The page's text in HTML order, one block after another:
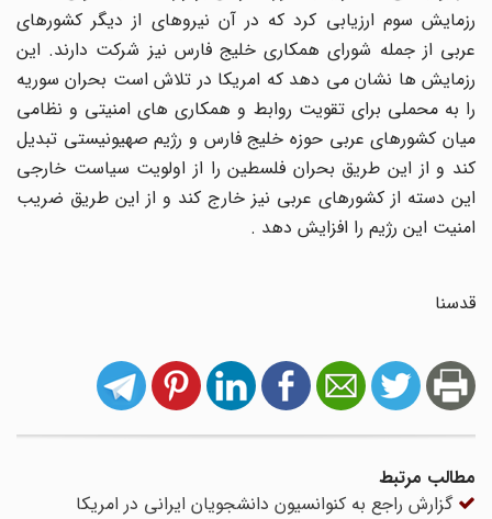
رزمایش سوم ارزیابی کرد که در آن نیروهای از دیگر کشورهای
عربی از جمله شورای همکاری خلیج فارس نیز شرکت دارند. این
رزمایش ها نشان می دهد که امریکا در تلاش است بحران سوریه
را به محملی برای تقویت روابط و همکاری های امنیتی و نظامی
میان کشورهای عربی حوزه خلیج فارس و رژیم صهیونیستی تبدیل
کند و از این طریق بحران فلسطین را از اولویت سیاست خارجی
این دسته از کشورهای عربی نیز خارج کند و از این طریق ضریب
امنیت این رژیم را افزایش دهد .
قدسنا
مطالب مرتبط
گزارش راجع به کنوانسیون دانشجویان ایرانی در امریکا